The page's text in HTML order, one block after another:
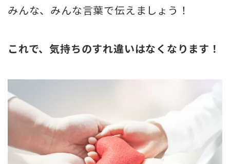
みんな、みんな言葉で伝えましょう ！
これで、気持ちのすれ違いはなくなります！